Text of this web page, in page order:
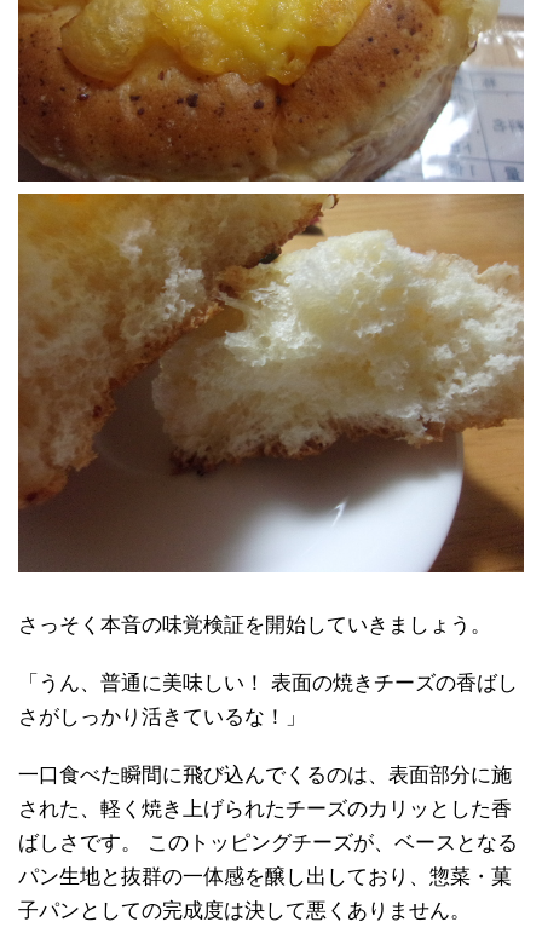
さっそく本音の味覚検証を開始していきましょう。
「うん、普通に美味しい！ 表面の焼きチーズの香ばし
さがしっかり活きているな！」
一口食べた瞬間に飛び込んでくるのは、表面部分に施
された、軽く焼き上げられたチーズのカリッとした香
ばしさです。 このトッピングチーズが、ベースとなる
パン生地と抜群の一体感を醸し出しており、惣菜・菓
子パンとしての完成度は決して悪くありません。